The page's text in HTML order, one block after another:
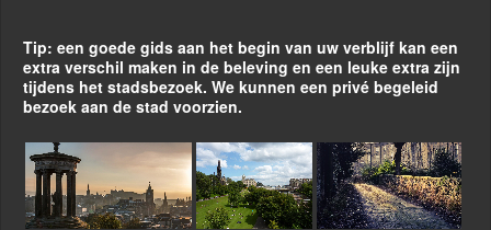
Tip: een goede gids aan het begin van uw verblijf kan een
extra verschil maken in de beleving en een leuke extra zijn
tijdens het stadsbezoek. We kunnen een privé begeleid
bezoek aan de stad voorzien.